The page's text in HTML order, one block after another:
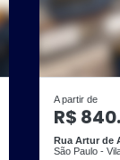
A partir de
R$
Rua Artur de
São Paulo -